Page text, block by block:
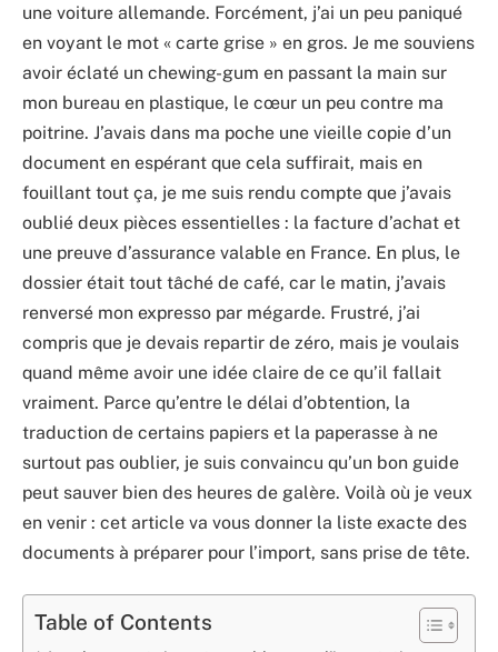
une voiture allemande. Forcément, j’ai un peu paniqué
en voyant le mot « carte grise » en gros. Je me souviens
avoir éclaté un chewing-gum en passant la main sur
mon bureau en plastique, le cœur un peu contre ma
poitrine. J’avais dans ma poche une vieille copie d’un
document en espérant que cela suffirait, mais en
fouillant tout ça, je me suis rendu compte que j’avais
oublié deux pièces essentielles : la facture d’achat et
une preuve d’assurance valable en France. En plus, le
dossier était tout tâché de café, car le matin, j’avais
renversé mon expresso par mégarde. Frustré, j’ai
compris que je devais repartir de zéro, mais je voulais
quand même avoir une idée claire de ce qu’il fallait
vraiment. Parce qu’entre le délai d’obtention, la
traduction de certains papiers et la paperasse à ne
surtout pas oublier, je suis convaincu qu’un bon guide
peut sauver bien des heures de galère. Voilà où je veux
en venir : cet article va vous donner la liste exacte des
documents à préparer pour l’import, sans prise de tête.
Table of Contents